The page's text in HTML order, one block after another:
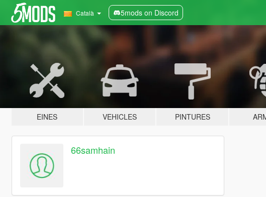
Català 5mods on Discord
EINES VEHICLES PINTURES
66samhain